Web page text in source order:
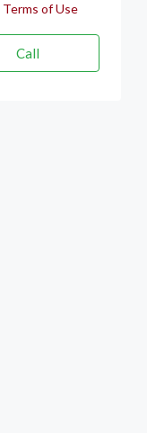
Terms of Use
Call